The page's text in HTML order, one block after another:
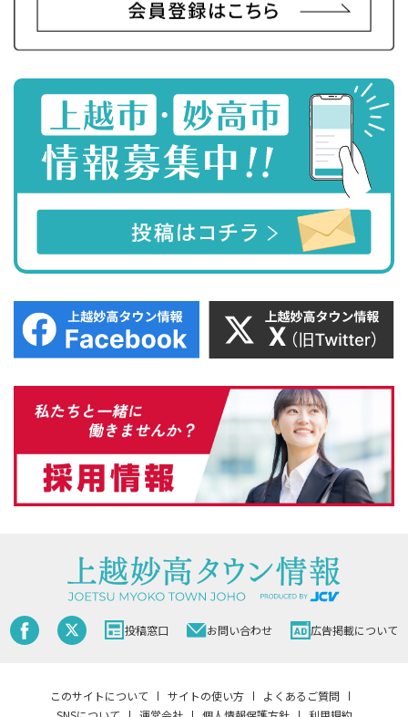
投稿窓口 お問い合わせ 広告掲載について
このサイトについて サイトの使い方
よくあるご質問